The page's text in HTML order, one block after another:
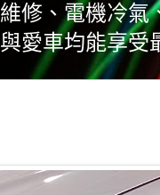
修、電機冷
愛車均能享受